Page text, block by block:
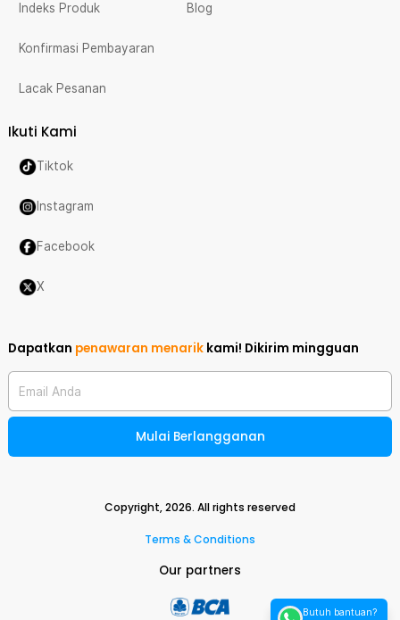
Indeks Produk
Konfirmasi Pembayaran
Lacak Pesanan
Blog
Ikuti Kami
Tiktok
Instagram
Facebook
X
Dapatkan penawaran menarik kami! Dikirim mingguan
Email Anda
Mulai Berlangganan
Copyright,2026. All rights reserved
Terms & Conditions
Our partners
Butuh bantuan?